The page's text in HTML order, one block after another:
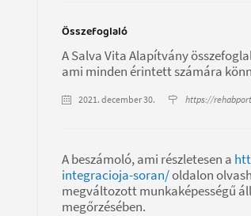
Összefoglaló
A Salva Vita Alapítvány
ami minden érintett számára
2021. december 30. https://
A beszámoló, ami részletesen a
integracioja-soran/oldalon
megváltozott munkaképességű
megőrzésében.